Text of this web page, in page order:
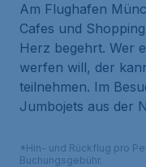
Am Flughafen
Cafes und
Herz begehrt. Wer
werfen will, der
teilnehmen. Im
Jumbojets aus der
*Hin- und Rückflug pro
Buchungsgebühr.